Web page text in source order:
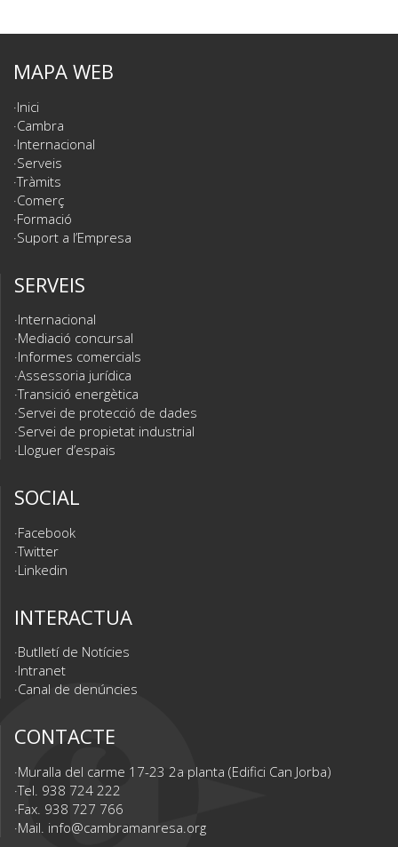
MAPA WEB
Inici
Cambra
Internacional
Serveis
Tràmits
Comerç
Formació
Suport a l’Empresa
SERVEIS
Internacional
Mediació concursal
Informes comercials
Assessoria jurídica
Transició energètica
Servei de protecció de dades
Servei de propietat industrial
Lloguer d’espais
SOCIAL
Facebook
Twitter
Linkedin
INTERACTUA
Butlletí de Notícies
Intranet
Canal de denúncies
CONTACTE
Muralla del carme 17-23 2a planta (Edifici Can Jorba)
Tel. 938 724 222
Fax. 938 727 766
Mail. info@cambramanresa.org